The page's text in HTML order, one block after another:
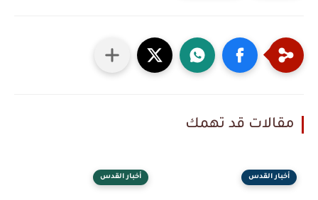
مقالات قد تهمك
أخبار القدس أخبار القدس